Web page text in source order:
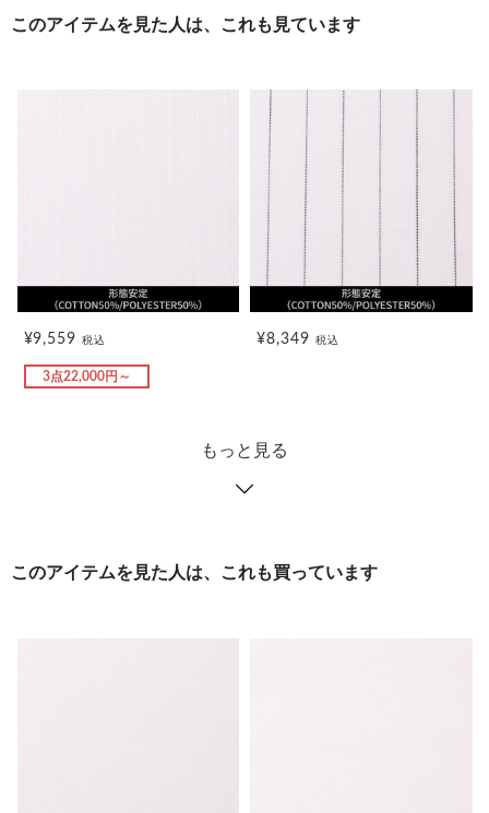
このアイテムを見た人は、これも見ています
¥9,559税込
3点22,000円～
¥8,349 税込
もっと見る
このアイテムを見た人は、これも買っています